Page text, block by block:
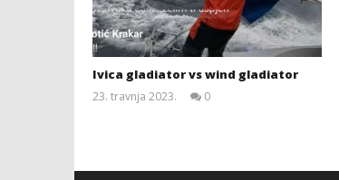
Ivica gladiator vs wind gladiator
23. travnja 2023.
0